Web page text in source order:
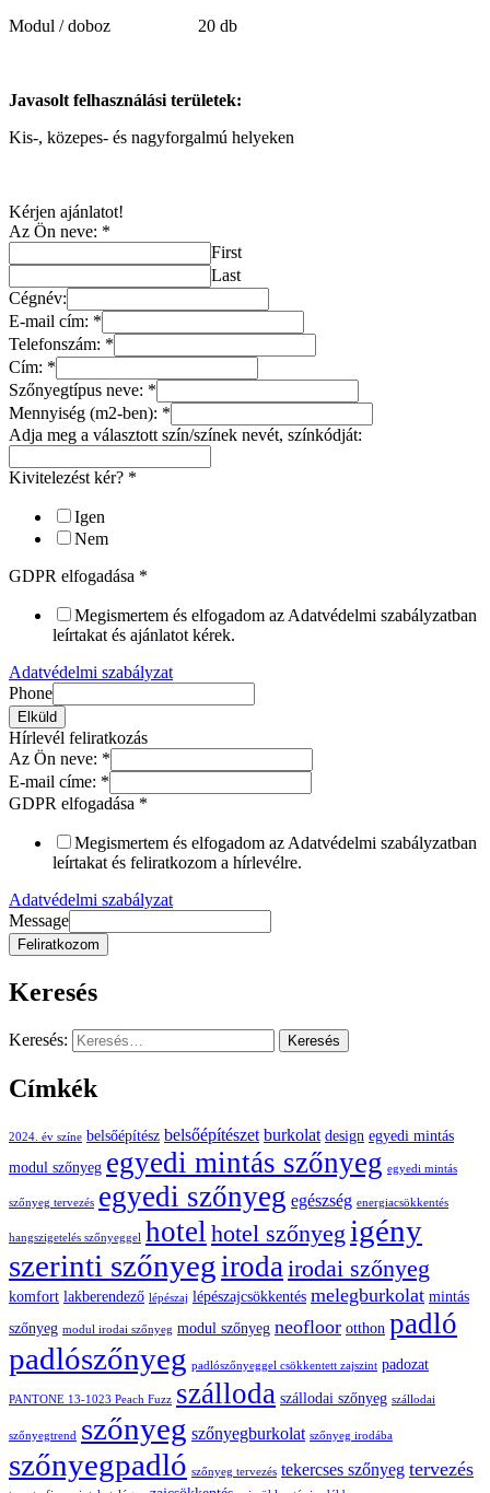
Modul / doboz 20 db
Javasolt felhasználási területek:
Kis-, közepes- és nagyforgalmú helyeken
Kérjen ajánlatot!
Az Ön neve: *
First
Last
Cégnév:
E-mail cím: *
Telefonszám: *
Cím: *
Szőnyegtípus neve: *
Mennyiség (m2-ben): *
Adja meg a választott szín/színek nevét, színkódját:
Kivitelezést kér? *
Igen
Nem
GDPR elfogadása *
Megismertem és elfogadom az Adatvédelmi szabályzatban
leírtakat és ajánlatot kérek.
Adatvédelmi szabályzat
Phone
Elküld
Hírlevél feliratkozás
Az Ön neve: *
E-mail címe: *
GDPR elfogadása *
Megismertem és elfogadom az Adatvédelmi szabályzatban
leírtakat és feliratkozom a hírlevélre.
Adatvédelmi szabályzat
Message
Feliratkozom
Keresés
Keresés:
Címkék
2024. év színe belsőépítész belsőépítészet burkolat design egyedi mintás
modul szőnyeg egyedi mintás szőnyeg egyedi mintás
szőnyeg tervezés egyedi szőnyeg egészség energiacsökkentés
hangszigetelés szőnyeggel hotel hotel szőnyeg igény
szerinti szőnyeg iroda irodai szőnyeg
komfort lakberendező lépészaj lépészajcsökkentés melegburkolat mintás
szőnyeg modul irodai szőnyeg modul szőnyeg neofloor otthon padló
padlószőnyeg padlószőnyeggel csökkentett zajszint padozat
PANTONE 13-1023 Peach Fuzz szálloda szállodai szőnyeg szállodai
szőnyegtrend szőnyeg szőnyegburkolat szőnyeg irodába
szőnyegpadló szőnyeg tervezés tekercses szőnyeg tervezés